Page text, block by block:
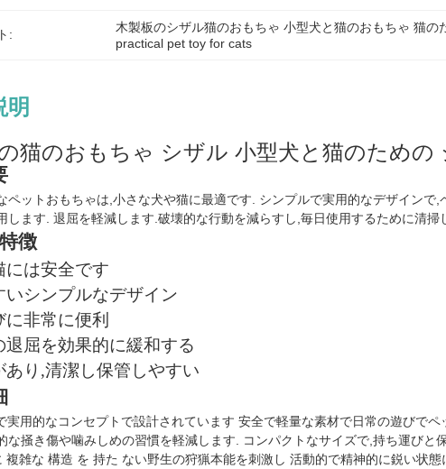
: 木製板のシザル猫のおもちゃ 小型犬と猫のおもちゃ 猫の
practical pet toy for cats
明
猫のおもちゃ シザル 小型犬と猫のための
ペットおもちゃは,小さな犬や猫に最適です. シンプルで実用的なデザイン
します. 退屈を軽減します.破壊的な行動を減らすし,毎日使用するために清掃
徴
には安全です
いシンプルなデザイン
に非常に便利
退屈を効果的に緩和する
あり,清潔し保管しやすい
実用的なコンセプトで設計されています 安全で軽量な素材で日常の遊びで
な掻き傷や噛みしめの習慣を軽減します. コンパクトなサイズで,持ち運び
複雑な 構造 を 持た ない野生の狩猟本能を刺激し 活動的で精神的に鋭い状